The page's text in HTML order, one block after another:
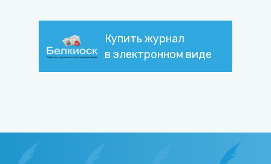
Купить журнал
в электронном виде